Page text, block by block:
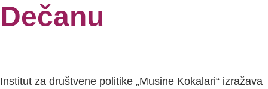
Dečanu
Institut za društvene politike „Musine Kokalari“ izražava